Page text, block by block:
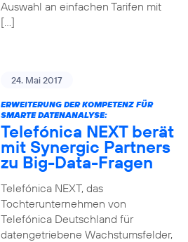
Auswahl an einfachen Tarifen mit
[…]
24. Mai 2017
ERWEITERUNG DER KOMPETENZ FÜR
SMARTE DATENANALYSE:
Telefónica NEXT berät
mit Synergic Partners
zu Big-Data-Fragen
Telefónica NEXT, das
Tochterunternehmen von
Telefónica Deutschland für
datengetriebene Wachstumsfelder,